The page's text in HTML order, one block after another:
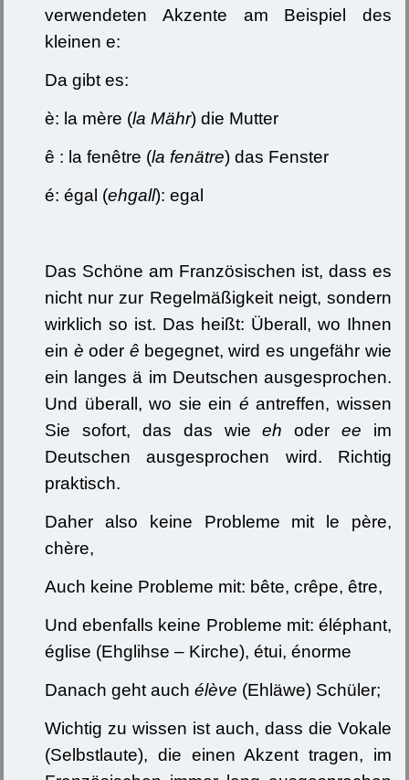
verwendeten Akzente am Beispiel des
kleinen e:
Da gibt es:
è: la mère (la Mähr) die Mutter
ê : la fenêtre (la fenätre) das Fenster
é: égal (ehgall): egal
Das Schöne am Französischen ist, dass es
nicht nur zur Regelmäßigkeit neigt, sondern
wirklich so ist. Das heißt: Überall, wo Ihnen
ein èoder ê begegnet, wird es ungefähr wie
ein langes ä im Deutschen ausgesprochen.
Und überall, wo sie ein éantreffen, wissen
Sie sofort, das das wieeh oder ee im
Deutschen ausgesprochen wird. Richtig
praktisch.
Daher also keine Probleme mit le père,
chère,
Auch keine Probleme mit: bête, crêpe, être,
Und ebenfalls keine Probleme mit: éléphant,
église (Ehglihse – Kirche), étui, énorme
Danach geht auchélève (Ehläwe) Schüler;
Wichtig zu wissen ist auch, dass die Vokale
(Selbstlaute), die einen Akzent tragen, im